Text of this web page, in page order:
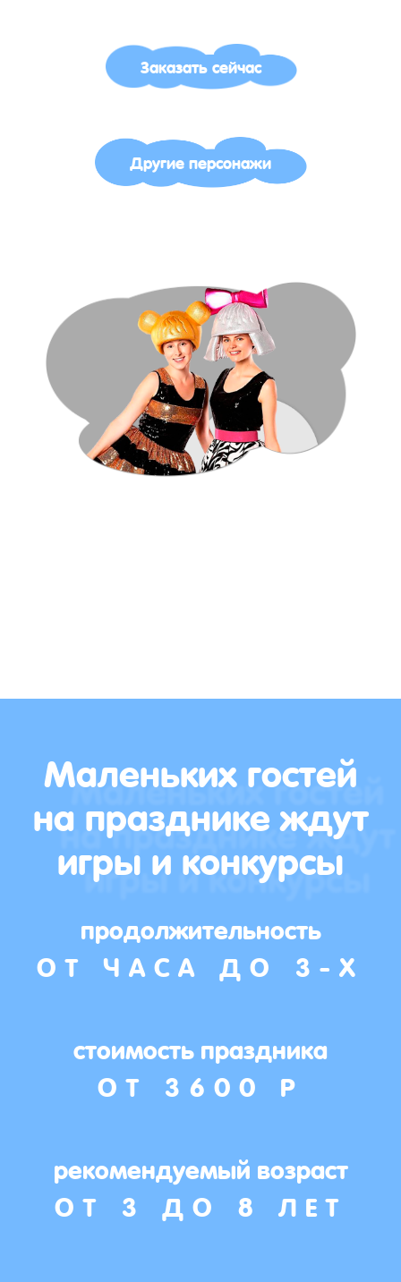
Заказать сейчас
Другие персонажи
Маленьких гостей
на празднике ждут
игры и конкурсы
продолжительность
ОТ ЧАСА ДО 3-Х
стоимость праздника
ОТ 3600 Р
рекомендуемый возраст
ОТ 3 ДО 8 ЛЕТ